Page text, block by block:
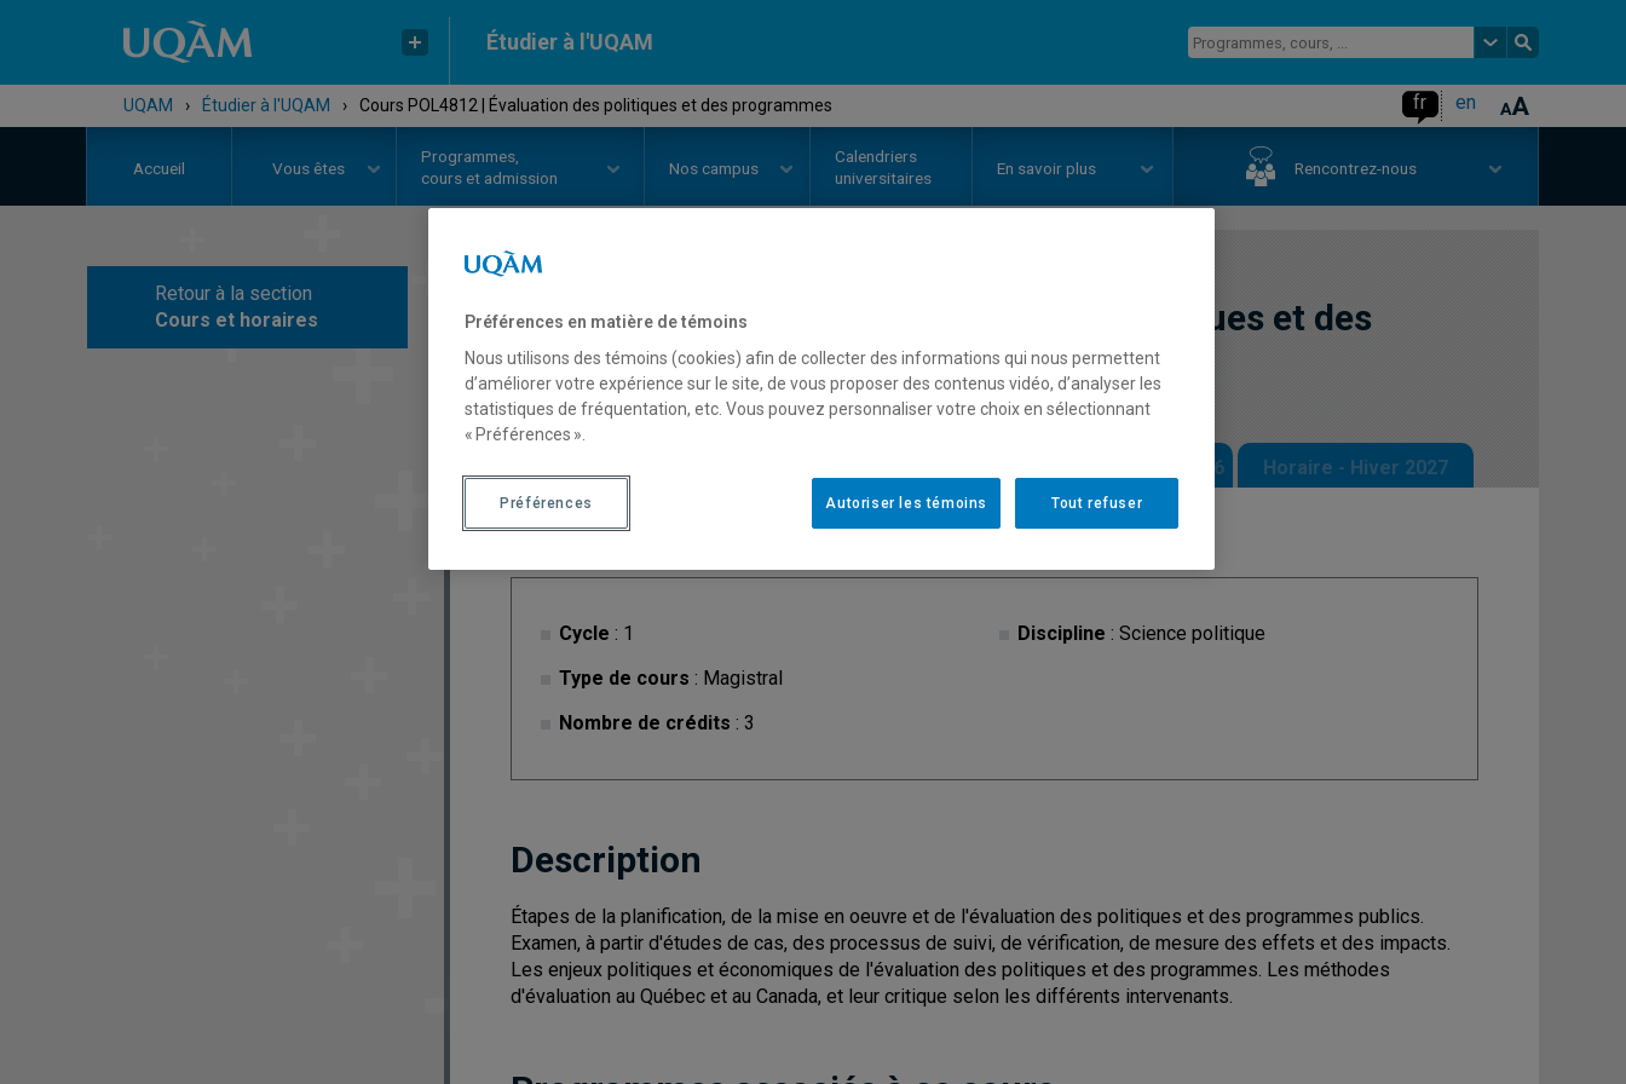
Étudier à l'UQAM
UQAM › Étudier à l'UQAM › Cours POL4812 | Évaluation des politiques et des programmes fr en
Accueil Vous êtes
Programmes,
cours et admission
Nos campus
Calendriers
universitaires
En savoir plus Rencontrez-nous
Retour à la section
Cours et horaires
COURS// POL4812
Évaluation des politiques et des
programmes
Horaire - Automne 2026 Horaire - Hiver 2027
Cycle : 1
Type de cours : Magistral
Nombre de crédits : 3
Discipline : Science politique
Description
Étapes de la planification, de la mise en oeuvre et de l'évaluation des politiques et des programmes publics.
Examen, à partir d'études de cas, des processus de suivi, de vérification, de mesure des effets et des impacts.
Les enjeux politiques et économiques de l'évaluation des politiques et des programmes. Les méthodes
d'évaluation au Québec et au Canada, et leur critique selon les différents intervenants.
Préférences en matière de témoins
Nous utilisons des témoins (cookies) afin de collecter des informations qui nous permettent
d’améliorer votre expérience sur le site, de vous proposer des contenus vidéo, d’analyser les
statistiques de fréquentation, etc. Vous pouvez personnaliser votre choix en sélectionnant
« Préférences ».
Tout refuser
Autoriser les témoins
Préférences